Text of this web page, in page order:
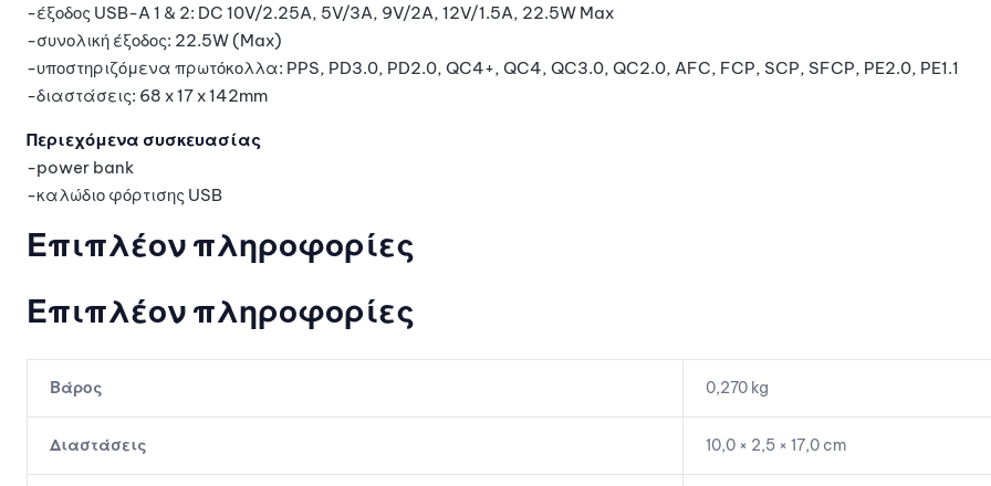
-έξοδος USB-A 1 & 2: DC 10V/2.25A, 5V/3A, 9V/2A, 12V/1.5A, 22.5W Max
-συνολική έξοδος: 22.5W (Max)
-υποστηριζόμενα πρωτόκολλα: PPS, PD3.0, PD2.0, QC4+, QC4, QC3.0, QC2.0, AFC, FCP, SCP, SFCP, PE2.0, PE1.1
-διαστάσεις: 68 x 17 x 142mm
Περιεχόμενα συσκευασίας
-power bank
-καλώδιο φόρτισης USB
Επιπλέον πληροφορίες
Επιπλέον πληροφορίες
Βάρος 0,270 kg
Διαστάσεις 10,0 × 2,5 × 17,0 cm